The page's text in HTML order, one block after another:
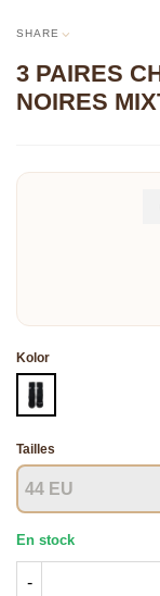
SHARE
3 PAIRES
NOIRES
Kolor
CZARNY
Tailles
En stock
-